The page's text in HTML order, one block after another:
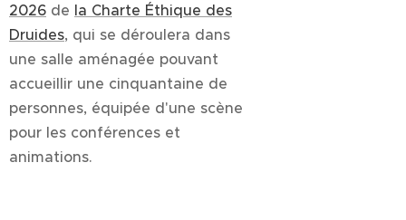
2026 de la Charte Éthique des
Druides, qui se déroulera dans
une salle aménagée pouvant
accueillir une cinquantaine de
personnes, équipée d'une scène
pour les conférences et
animations.